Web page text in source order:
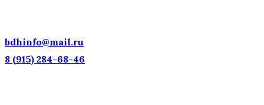
bdhinfo@mail.ru
8 (915) 284-68-46